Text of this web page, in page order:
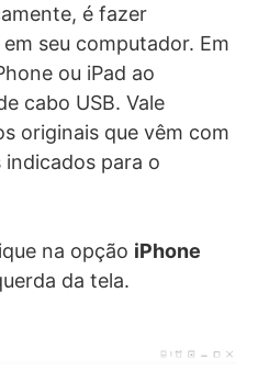
é fazer
seu computador. Em
ou iPad ao
cabo USB. Vale
originais que vêm com
indicados para o
na opção iPhone
da tela.